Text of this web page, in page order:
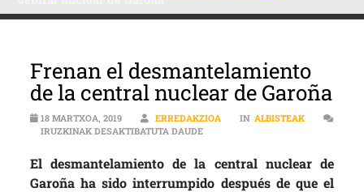
Frenan el desmantelamiento
de la central nuclear de Garoña
18 MARTXOA, 2019 ERREDAKZIOA IN ALBISTEAK
IRUZKINAK DESAKTIBATUTA DAUDEFRENAN EL DESMANTELAMIENTO
El desmantelamiento de la central nuclear de
Garoña ha sido interrumpido después de que el